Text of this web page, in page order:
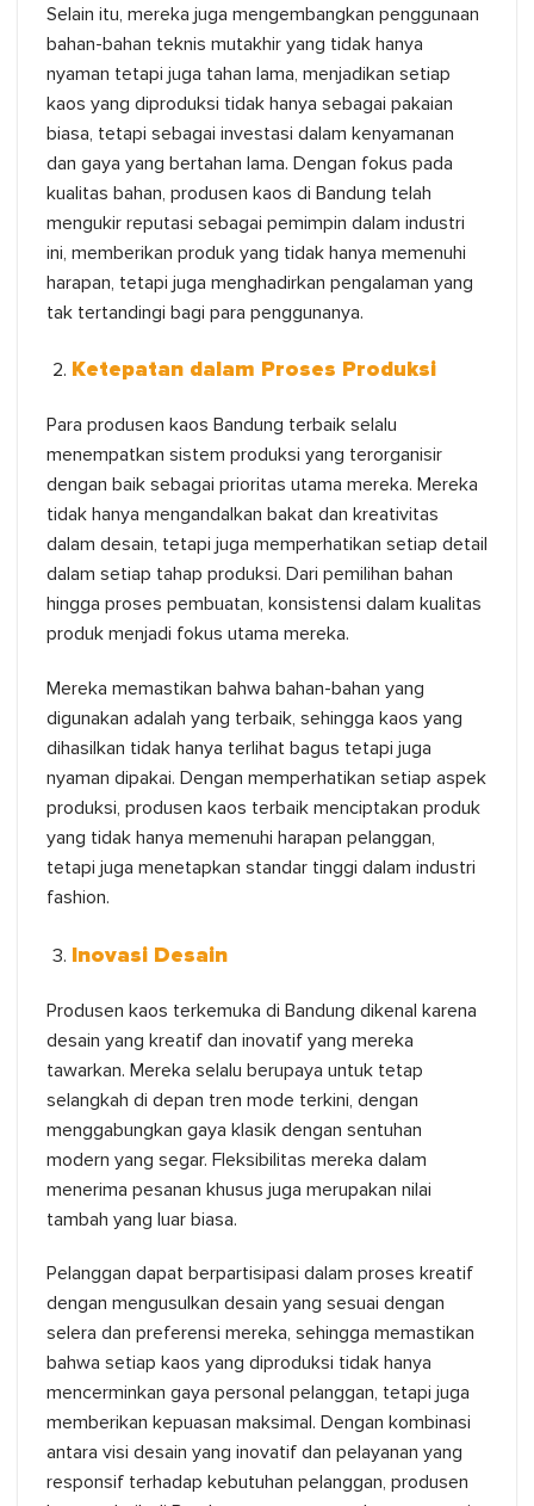
Selain itu, mereka juga mengembangkan penggunaan
bahan-bahan teknis mutakhir yang tidak hanya
nyaman tetapi juga tahan lama, menjadikan setiap
kaos yang diproduksi tidak hanya sebagai pakaian
biasa, tetapi sebagai investasi dalam kenyamanan
dan gaya yang bertahan lama. Dengan fokus pada
kualitas bahan, produsen kaos di Bandung telah
mengukir reputasi sebagai pemimpin dalam industri
ini, memberikan produk yang tidak hanya memenuhi
harapan, tetapi juga menghadirkan pengalaman yang
tak tertandingi bagi para penggunanya.
Ketepatan dalam Proses Produksi
Para produsen kaos Bandung terbaik selalu
menempatkan sistem produksi yang terorganisir
dengan baik sebagai prioritas utama mereka. Mereka
tidak hanya mengandalkan bakat dan kreativitas
dalam desain, tetapi juga memperhatikan setiap detail
dalam setiap tahap produksi. Dari pemilihan bahan
hingga proses pembuatan, konsistensi dalam kualitas
produk menjadi fokus utama mereka.
Mereka memastikan bahwa bahan-bahan yang
digunakan adalah yang terbaik, sehingga kaos yang
dihasilkan tidak hanya terlihat bagus tetapi juga
nyaman dipakai. Dengan memperhatikan setiap aspek
produksi, produsen kaos terbaik menciptakan produk
yang tidak hanya memenuhi harapan pelanggan,
tetapi juga menetapkan standar tinggi dalam industri
fashion.
Inovasi Desain
Produsen kaos terkemuka di Bandung dikenal karena
desain yang kreatif dan inovatif yang mereka
tawarkan. Mereka selalu berupaya untuk tetap
selangkah di depan tren mode terkini, dengan
menggabungkan gaya klasik dengan sentuhan
modern yang segar. Fleksibilitas mereka dalam
menerima pesanan khusus juga merupakan nilai
tambah yang luar biasa.
Pelanggan dapat berpartisipasi dalam proses kreatif
dengan mengusulkan desain yang sesuai dengan
selera dan preferensi mereka, sehingga memastikan
bahwa setiap kaos yang diproduksi tidak hanya
mencerminkan gaya personal pelanggan, tetapi juga
memberikan kepuasan maksimal. Dengan kombinasi
antara visi desain yang inovatif dan pelayanan yang
responsif terhadap kebutuhan pelanggan, produsen